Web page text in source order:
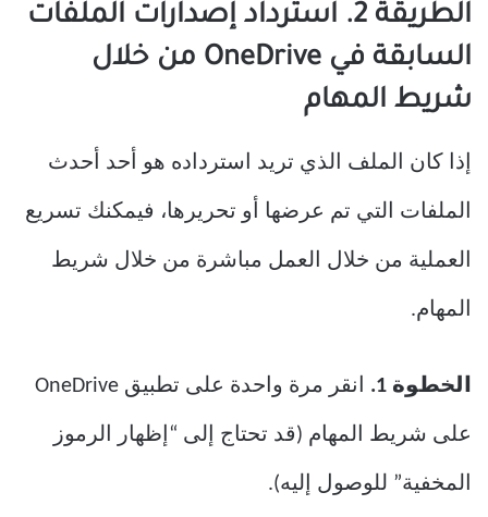
الطريقة 2. استرداد إصدارات الملفات
السابقة في OneDrive من خلال
شريط المهام
إذا كان الملف الذي تريد استرداده هو أحد أحدث
الملفات التي تم عرضها أو تحريرها، فيمكنك تسريع
العملية من خلال العمل مباشرة من خلال شريط
المهام.
الخطوة 1. انقر مرة واحدة على تطبيق OneDrive
على شريط المهام (قد تحتاج إلى “إظهار الرموز
المخفية” للوصول إليه).